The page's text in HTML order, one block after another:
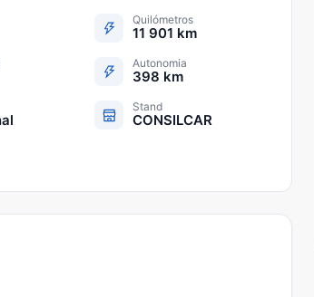
Quilómetros
11 901 km
Autonomia
398 km
Stand
CONSILCAR